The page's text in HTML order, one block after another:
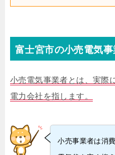
富士宮市の小売電気事
小売電気事業者とは、実際
電力会社を指します。
小売事業者は消